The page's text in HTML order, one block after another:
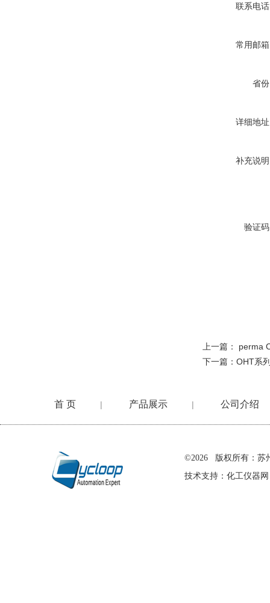
联系电
常用邮
省
详细地
补充说
验证
上一篇： perma
下一篇： OHT系
首 页 | 产品展示 | 公司介绍
©2026 版权所有：苏
技术支持： 化工仪器网